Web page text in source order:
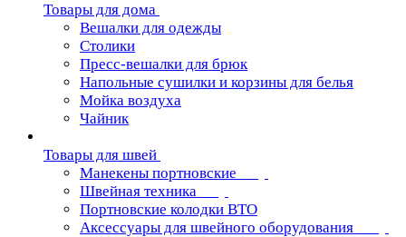
Товары для дома
Вешалки для одежды
Столики
Пресс-вешалки для брюк
Напольные сушилки и корзины для белья
Мойка воздуха
Чайник
Товары для швей
Манекены портновские
Швейная техника
Портновские колодки ВТО
Аксессуары для швейного оборудования